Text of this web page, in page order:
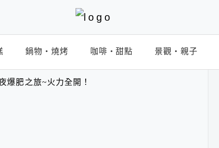
鍋物‧燒烤 咖啡‧甜點 景觀‧親子
爆肥之旅~火力全開！